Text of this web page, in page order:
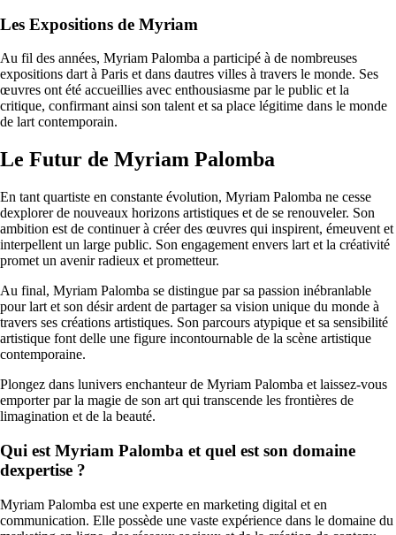
Les Expositions de Myriam
Au fil des années, Myriam Palomba a participé à de nombreuses
expositions dart à Paris et dans dautres villes à travers le monde. Ses
œuvres ont été accueillies avec enthousiasme par le public et la
critique, confirmant ainsi son talent et sa place légitime dans le monde
de lart contemporain.
Le Futur de Myriam Palomba
En tant quartiste en constante évolution, Myriam Palomba ne cesse
dexplorer de nouveaux horizons artistiques et de se renouveler. Son
ambition est de continuer à créer des œuvres qui inspirent, émeuvent et
interpellent un large public. Son engagement envers lart et la créativité
promet un avenir radieux et prometteur.
Au final, Myriam Palomba se distingue par sa passion inébranlable
pour lart et son désir ardent de partager sa vision unique du monde à
travers ses créations artistiques. Son parcours atypique et sa sensibilité
artistique font delle une figure incontournable de la scène artistique
contemporaine.
Plongez dans lunivers enchanteur de Myriam Palomba et laissez-vous
emporter par la magie de son art qui transcende les frontières de
limagination et de la beauté.
Qui est Myriam Palomba et quel est son domaine
dexpertise ?
Myriam Palomba est une experte en marketing digital et en
communication. Elle possède une vaste expérience dans le domaine du